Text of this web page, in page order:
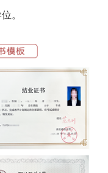
。